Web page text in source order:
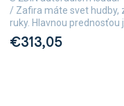
€313,05
/ Zafira máte svet hudby,
ruky. Hlavnou prednosťou